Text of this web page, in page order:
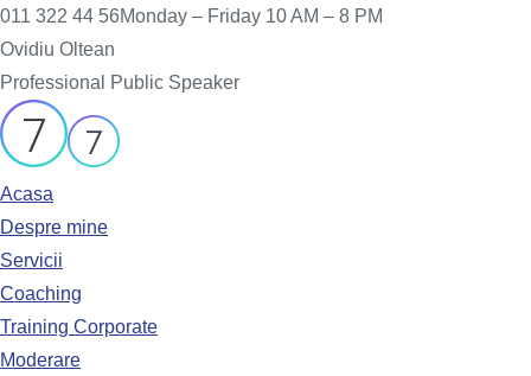
011 322 44 56Monday – Friday 10 AM – 8 PM
Ovidiu Oltean
Professional Public Speaker
Acasa
Despre mine
Servicii
Coaching
Training Corporate
Moderare